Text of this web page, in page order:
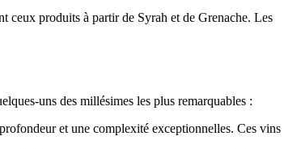
ceux produits à partir de Syrah et de Grenache. Les
uns des millésimes les plus remarquables :
et une complexité exceptionnelles. Ces vins